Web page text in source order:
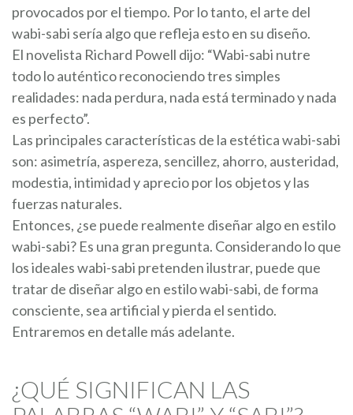
provocados por el tiempo. Por lo tanto, el arte del
wabi-sabi sería algo que refleja esto en su diseño.
El novelista Richard Powell dijo: “Wabi-sabi nutre
todo lo auténtico reconociendo tres simples
realidades: nada perdura, nada está terminado y nada
es perfecto”.
Las principales características de la estética wabi-sabi
son: asimetría, aspereza, sencillez, ahorro, austeridad,
modestia, intimidad y aprecio por los objetos y las
fuerzas naturales.
Entonces, ¿se puede realmente diseñar algo en estilo
wabi-sabi? Es una gran pregunta. Considerando lo que
los ideales wabi-sabi pretenden ilustrar, puede que
tratar de diseñar algo en estilo wabi-sabi, de forma
consciente, sea artificial y pierda el sentido.
Entraremos en detalle más adelante.
¿QUÉ SIGNIFICAN LAS